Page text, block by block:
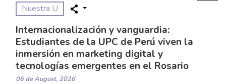
Nuestra U
Internacionalización y vanguardia:
Estudiantes de la UPC de Perú viven la
inmersión en marketing digital y
tecnologías emergentes en el Rosario
06 de August, 2026